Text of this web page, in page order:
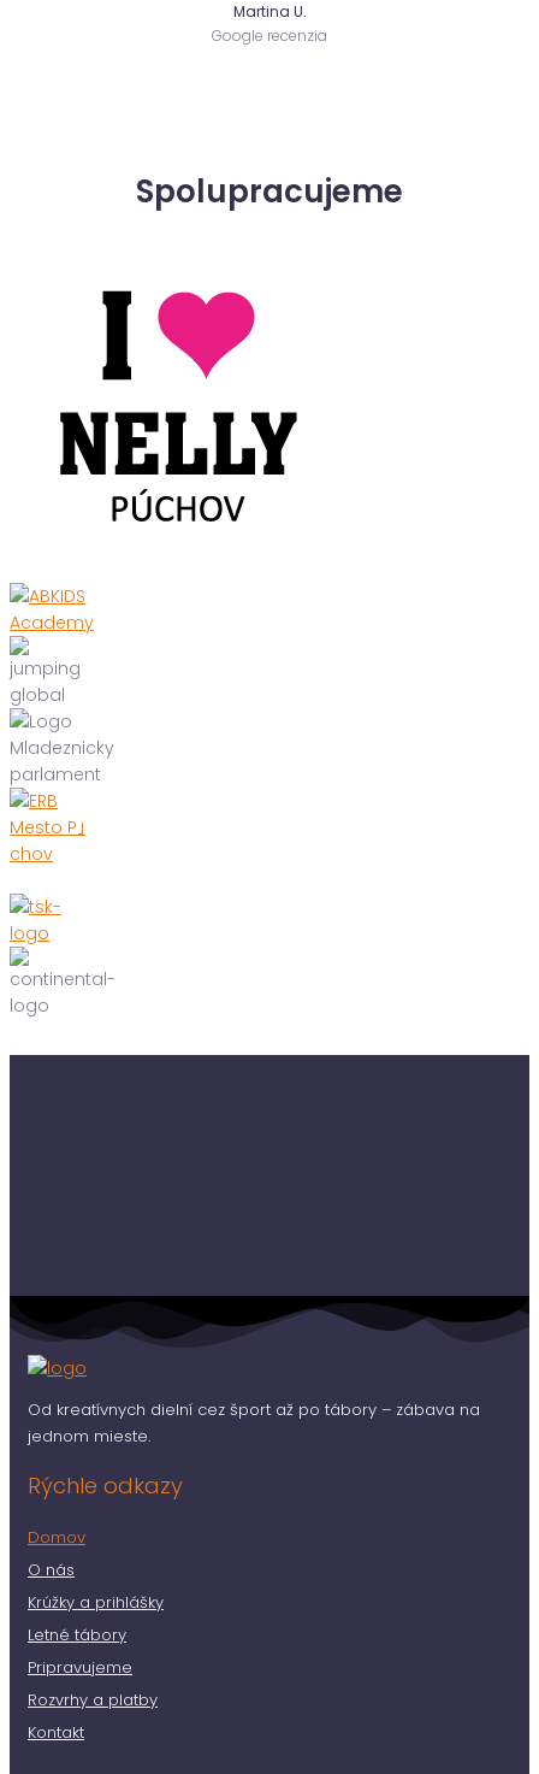
Martina U.
Google recenzia
Spolupracujeme
Od kreatívnych dielní cez šport až po tábory – zábava na
jednom mieste.
Rýchle odkazy
Domov
O nás
Krúžky a prihlášky
Letné tábory
Pripravujeme
Rozvrhy a platby
Kontakt